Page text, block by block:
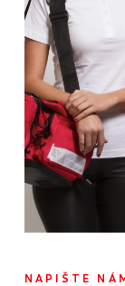
NAPIŠTE